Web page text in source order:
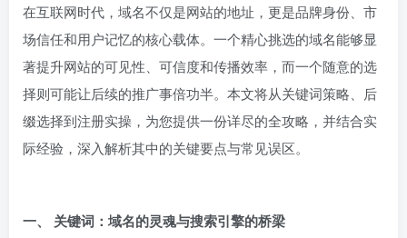
在互联网时代，域名不仅是网站的地址，更是品牌身份、市
场信任和用户记忆的核心载体。一个精心挑选的域名能够显
著提升网站的可见性、可信度和传播效率，而一个随意的选
择则可能让后续的推广事倍功半。本文将从关键词策略、后
缀选择到注册实操，为您提供一份详尽的全攻略，并结合实
际经验，深入解析其中的关键要点与常见误区。
一、 关键词：域名的灵魂与搜索引擎的桥梁